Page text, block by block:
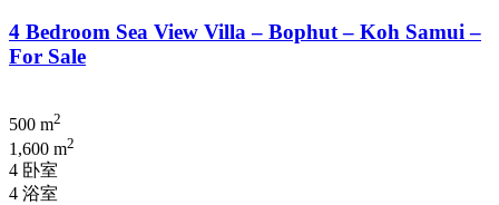
4 Bedroom Sea View Villa – Bophut – Koh Samui –
For Sale
500 m2
1,600 m2
4 卧室
4 浴室